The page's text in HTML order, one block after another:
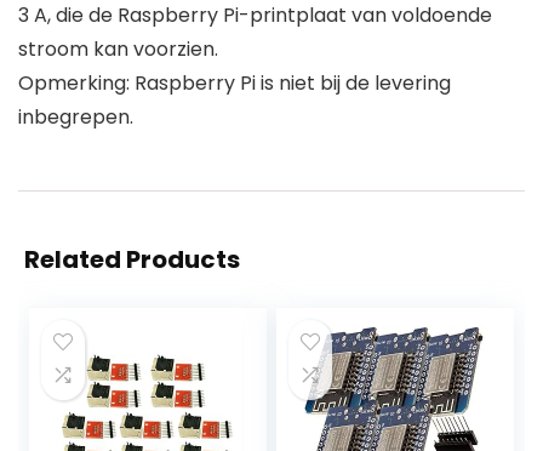
3 A, die de Raspberry Pi-printplaat van voldoende
stroom kan voorzien.
Opmerking: Raspberry Pi is niet bij de levering
inbegrepen.
Related Products